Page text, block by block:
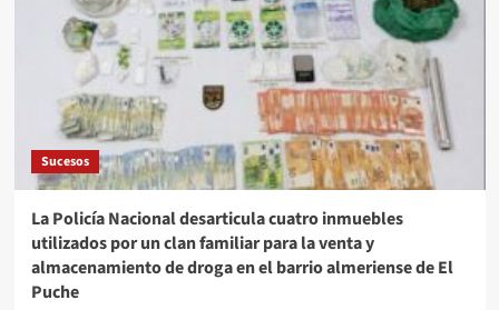
Sucesos
La Policía Nacional desarticula cuatro inmuebles
utilizados por un clan familiar para la venta y
almacenamiento de droga en el barrio almeriense de El
Puche